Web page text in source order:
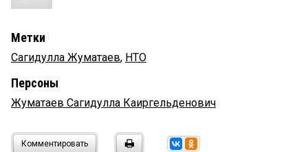
Метки
Сагидулла Жуматаев, НТО
Персоны
Жуматаев Сагидулла Каиргельденович
Комментировать